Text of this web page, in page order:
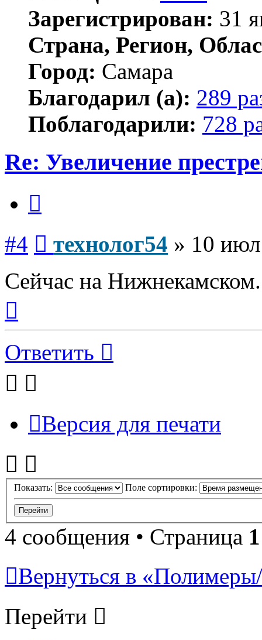
Зарегистрирован: 31
Страна, Регион,
Город: Самара
Благодарил (а): 289
Поблагодарили: 728
Re: Увеличение
#4 технолог54 » 10
Сейчас на Нижнекамском.
началу
Ответить
Версия для печати
Показать: Поле сортировки:
4 сообщения • Страница 1
Вернуться в
Перейти